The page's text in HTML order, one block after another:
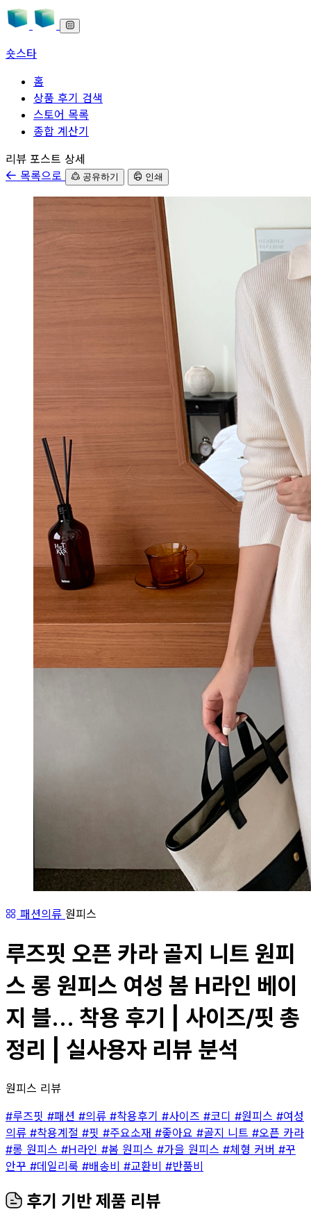
숏스타
홈
상품 후기 검색
스토어 목록
종합 계산기
본문으로 바로가기
리뷰 포스트 상세
목록으로
공유하기 인쇄
패션의류 원피스
루즈핏 오픈 카라 골지 니트 원피
스 롱 원피스 여성 봄 H라인 베이
지 블... 착용 후기 | 사이즈/핏 총
정리 | 실사용자 리뷰 분석
원피스 리뷰
#루즈핏 #패션 #의류 #착용후기 #사이즈 #코디 #원피스 #여성
의류 #착용계절 #핏 #주요소재 #좋아요 #골지 니트 #오픈 카라
#롱 원피스 #H라인 #봄 원피스 #가을 원피스 #체형 커버 #꾸
안꾸 #데일리룩 #배송비 #교환비 #반품비
후기 기반 제품 리뷰